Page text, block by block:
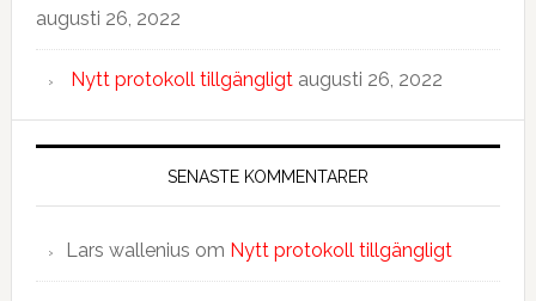
augusti 26, 2022
Nytt protokoll tillgängligt augusti 26, 2022
SENASTE KOMMENTARER
Lars wallenius om Nytt protokoll tillgängligt